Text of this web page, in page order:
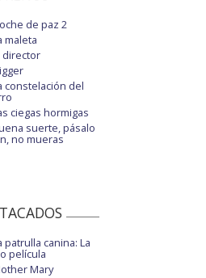
de paz 2
maleta
director
constelación del
ciegas hormigas
suerte, pásalo
no mueras
patrulla canina: La
película
Mary